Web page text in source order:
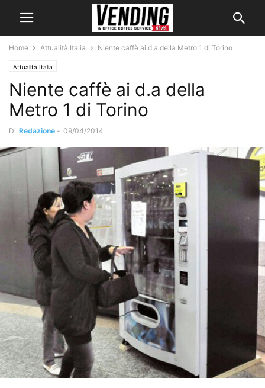
Home Attualità Italia Niente caffè ai d.a della Metro 1 di Torino
Attualità Italia
Niente caffè ai d.a della
Metro 1 di Torino
Di Redazione - 09/04/2014